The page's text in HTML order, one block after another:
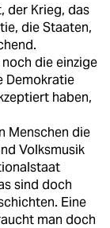
der Krieg, das
die Staaten,
die einzige
Demokratie
haben,
Menschen die
Volksmusik
sind doch
Eine
man doch